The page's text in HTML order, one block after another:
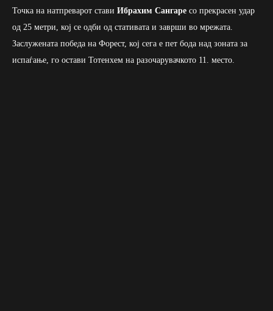
Точка на натпреварот стави Ибрахим Сангаре со прекрасен удар
од 25 метри, кој се одби од стативата и заврши во мрежата.
Заслужената победа на Форест, кој сега е пет бода над зоната за
испаѓање, го остави Тотенхем на разочарувачкото 11. место.